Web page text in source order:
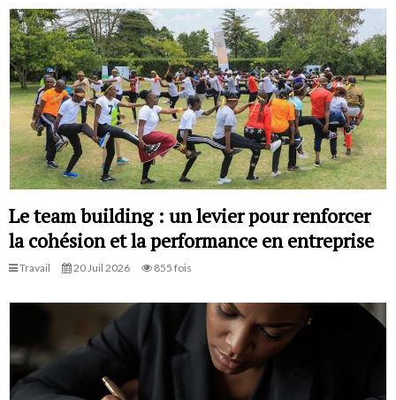
Le team building : un levier pour renforcer
la cohésion et la performance en entreprise
Travail 20 Juil 2026 855 fois